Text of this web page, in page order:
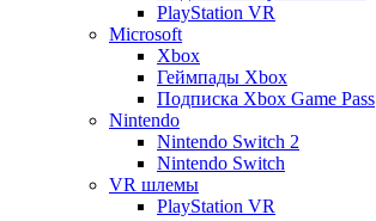
PlayStation VR
Microsoft
Xbox
Геймпады Xbox
Подписка Xbox Game Pass
Nintendo
Nintendo Switch 2
Nintendo Switch
VR шлемы
PlayStation VR